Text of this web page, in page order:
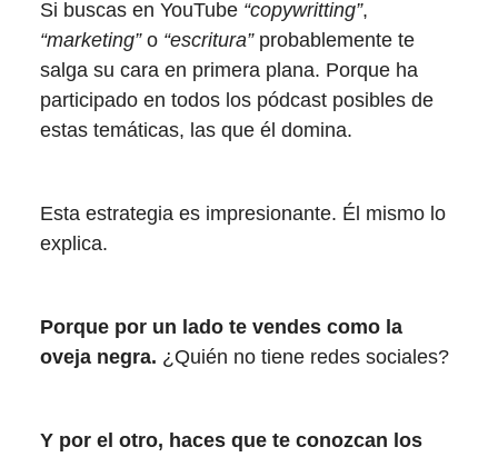
Si buscas en YouTube “copywritting”,
“marketing”o “escritura”probablemente te
salga su cara en primera plana. Porque ha
participado en todos los pódcast posibles de
estas temáticas, las que él domina.
Esta estrategia es impresionante. Él mismo lo
explica.
Porque por un lado te vendes como la
oveja negra. ¿Quién no tiene redes sociales?
Y por el otro, haces que te conozcan los